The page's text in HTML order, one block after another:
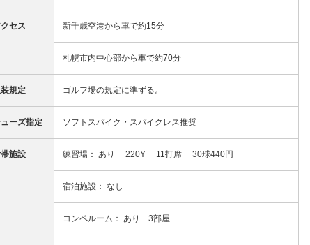
セス 新千歳空港から車で約15分
札幌市内中心部から車で約70分
規定 ゴルフ場の規定に準ずる。
ーズ指定 ソフトスパイク・スパイクレス推奨
施設 練習場： あり 220Y 11打席 30球440円
宿泊施設： なし
コンペルーム： あり 3部屋